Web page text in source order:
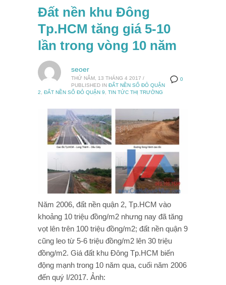
Đất nền khu Đông
Tp.HCM tăng giá 5-10
lần trong vòng 10 năm
0
seoer
THỨ NĂM, 13 THÁNG 4 2017 /
PUBLISHED IN ĐẤT NỀN SỔ ĐỎ QUẬN
2
ĐẤT NỀN SỔ ĐỎ QUẬN 9 TIN TỨC THỊ TRƯỜNG
Năm 2006, đất nền quận 2, Tp.HCM vào
khoảng 10 triệu đồng/m2 nhưng nay đã tăng
vọt lên trên 100 triệu đồng/m2; đất nền quận 9
cũng leo từ 5-6 triệu đồng/m2 lên 30 triệu
đồng/m2. Giá đất khu Đông Tp.HCM biến
động mạnh trong 10 năm qua, cuối năm 2006
đến quý I/2017. Ảnh: